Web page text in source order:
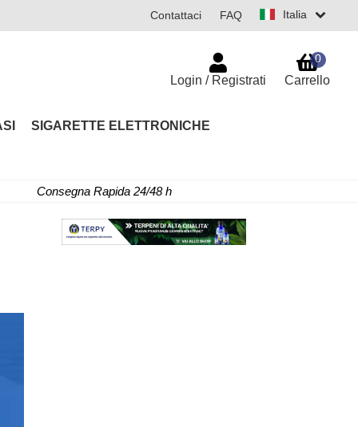
Italia
Contattaci FAQ
SIGARETTE ELETTRONICHE
Login / Registrati Carrello
0
Consegna Rapida 24/48 h